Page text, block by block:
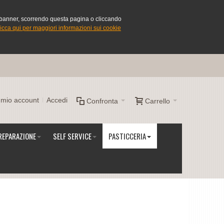
scorrendo questa pagina o cliccando
qui per maggiori informazioni sui cookie
Carrello
Confronta
account Accedi
SELF SERVICE PASTICCERIA